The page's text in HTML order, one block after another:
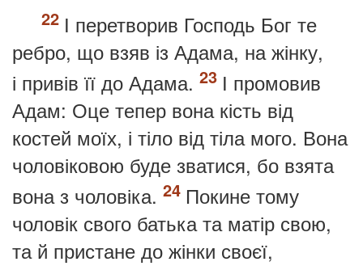
І перетворив Господь Бог те
ребро, що взяв із Адама, на жінку,
і привів її до Адама.
І промовив
Адам: Оце тепер вона кість від
костей моїх, і тіло від тіла мого. Вона
чоловіковою буде зватися, бо взята
вона з чоловіка.
Покине тому
чоловік свого батька та матір свою,
та й пристане до жінки своєї,